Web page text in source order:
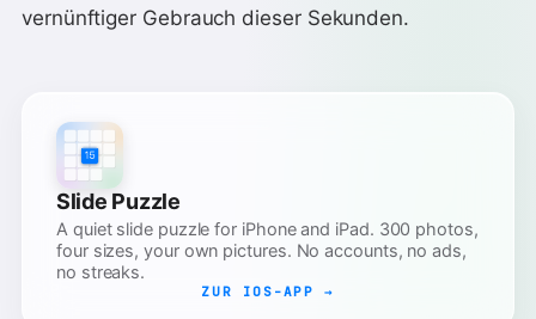
vernünftiger Gebrauch dieser Sekunden.
Slide Puzzle
A quiet slide puzzle for iPhone and iPad. 300 photos,
four sizes, your own pictures. No accounts, no ads,
no streaks.
ZUR IOS-APP →